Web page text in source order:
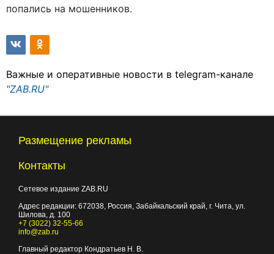
попались на мошенников.
Важные и оперативные новости в telegram-канале
"ZAB.RU"
Размещение рекламы
Контакты
Сетевое издание ZAB.RU
Адрес редакции: 672038 , Россия, Забайкальский край, г. Чита ул.
Шилова, д. 100
+7 (3022) 32-55-66
info@zab.ru
Главный редактор Кондратьев Н. В.